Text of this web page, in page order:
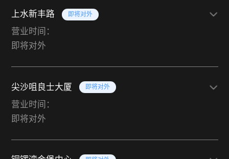
上水新丰路 即将对外
营业时间：
即将对外
尖沙咀良士大厦 即将对外
营业时间：
即将对外